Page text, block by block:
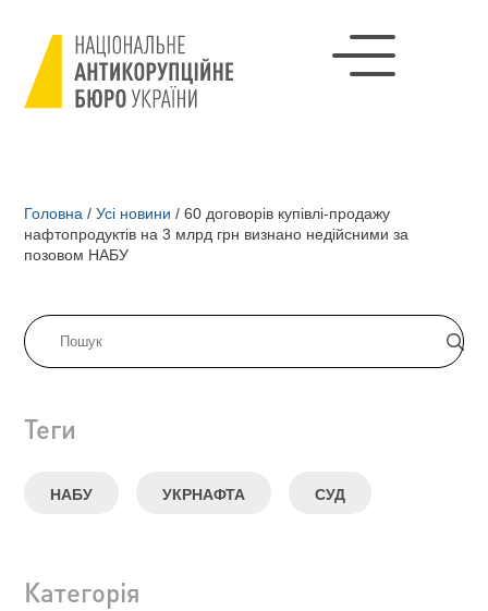
Головна / Усі новини / 60 договорів купівлі-продажу
нафтопродуктів на 3 млрд грн визнано недійсними за
позовом НАБУ
Теги
НАБУ УКРНАФТА СУД
Категорія